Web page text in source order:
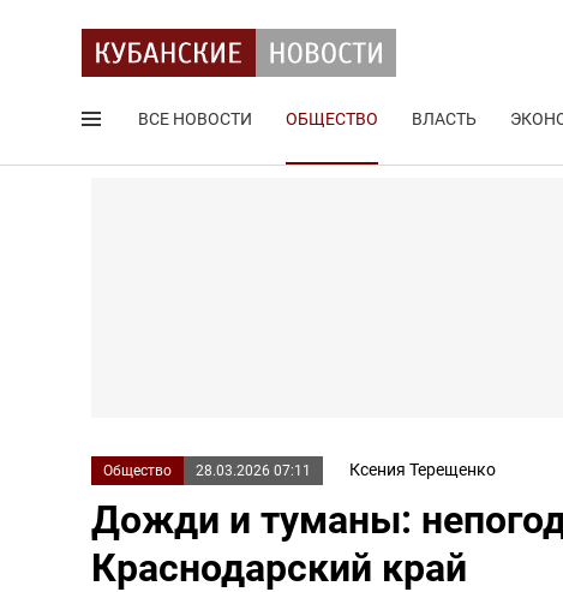
ВСЕ НОВОСТИ ОБЩЕСТВО ВЛАСТЬ
Общество 28.03.2026 07:11 Ксения Терещенко
Дожди и туманы:
Краснодарский край